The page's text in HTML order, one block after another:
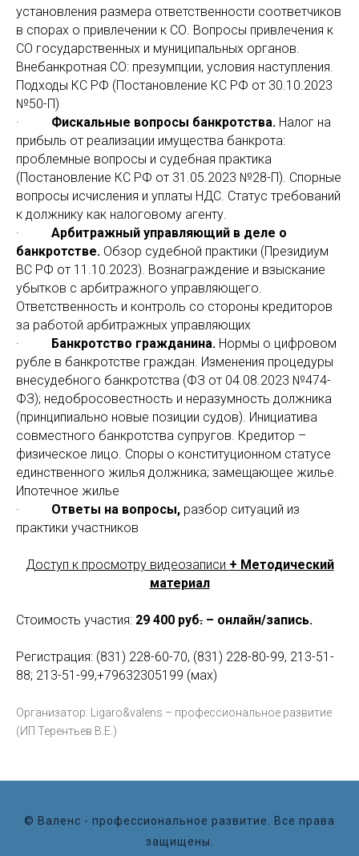
установления размера ответственности соответчиков
в спорах о привлечении к СО. Вопросы привлечения к
СО государственных и муниципальных органов.
Внебанкротная СО: презумпции, условия наступления.
Подходы КС РФ (Постановление КС РФ от 30.10.2023
№50-П)
· Фискальные вопросы банкротства. Налог на
прибыль от реализации имущества банкрота:
проблемные вопросы и судебная практика
(Постановление КС РФ от 31.05.2023 №28-П). Спорные
вопросы исчисления и уплаты НДС. Статус требований
к должнику как налоговому агенту.
· Арбитражный управляющий в деле о
банкротстве. Обзор судебной практики (Президиум
ВС РФ от 11.10.2023). Вознаграждение и взыскание
убытков с арбитражного управляющего.
Ответственность и контроль со стороны кредиторов
за работой арбитражных управляющих
· Банкротство гражданина. Нормы о цифровом
рубле в банкротстве граждан. Изменения процедуры
внесудебного банкротства (ФЗ от 04.08.2023 №474-
ФЗ); недобросовестность и неразумность должника
(принципиально новые позиции судов). Инициатива
совместного банкротства супругов. Кредитор –
физическое лицо. Споры о конституционном статусе
единственного жилья должника; замещающее жилье.
Ипотечное жилье
· Ответы на вопросы, разбор ситуаций из
практики участников
Доступ к просмотру видеозаписи + Методический
материал
Стоимость участия: 29 400 руб. – онлайн/запись.
Регистрация: (831) 228-60-70, (831) 228-80-99, 213-51-
88; 213-51-99,+79632305199 (мах)
Организатор: Ligaro&valens – профессиональное развитие
(ИП Терентьев В.Е.)
© Валенс - профессиональное развитие. Все права
защищены.